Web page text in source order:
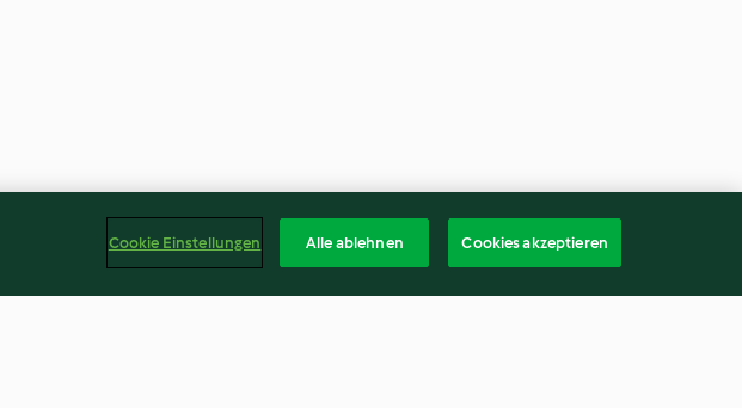
Cookie Einstellungen Alle ablehnen Cookies akzeptieren